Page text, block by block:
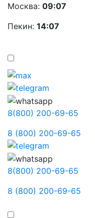
Москва: 09:07
Пекин: 14:07
8(800) 200-69-65
8 (800) 200-69-65
8(800) 200-69-65
8 (800) 200-69-65